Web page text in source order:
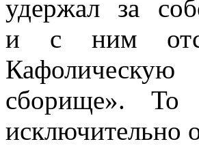
удержал за
и с ним
сборище».
исключительно